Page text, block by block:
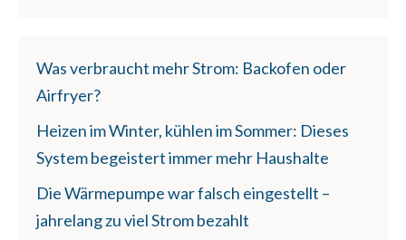
Was verbraucht mehr Strom: Backofen oder
Airfryer?
Heizen im Winter, kühlen im Sommer: Dieses
System begeistert immer mehr Haushalte
Die Wärmepumpe war falsch eingestellt –
jahrelang zu viel Strom bezahlt